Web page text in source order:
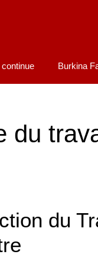
continue Burkina
du
du